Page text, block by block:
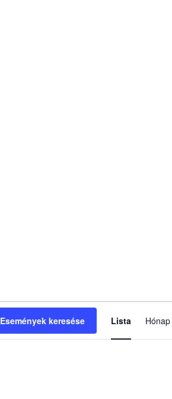
Események keresése
nézet
Lista Hónap